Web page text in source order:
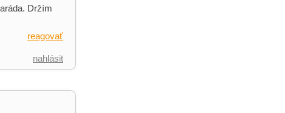
Držím
reagovať
nahlásit